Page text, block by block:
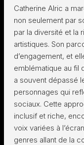
Catherine Alric a
non seulement par
par la diversité et la
artistiques. Son
d’engagement, et
emblématique au fil
a souvent dépassé
personnages qui
sociaux. Cette
inclusif et riche,
voix variées à
genres allant de la